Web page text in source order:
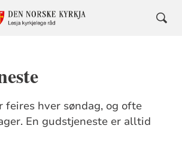
feires hver søndag, og ofte
En gudstjeneste er alltid